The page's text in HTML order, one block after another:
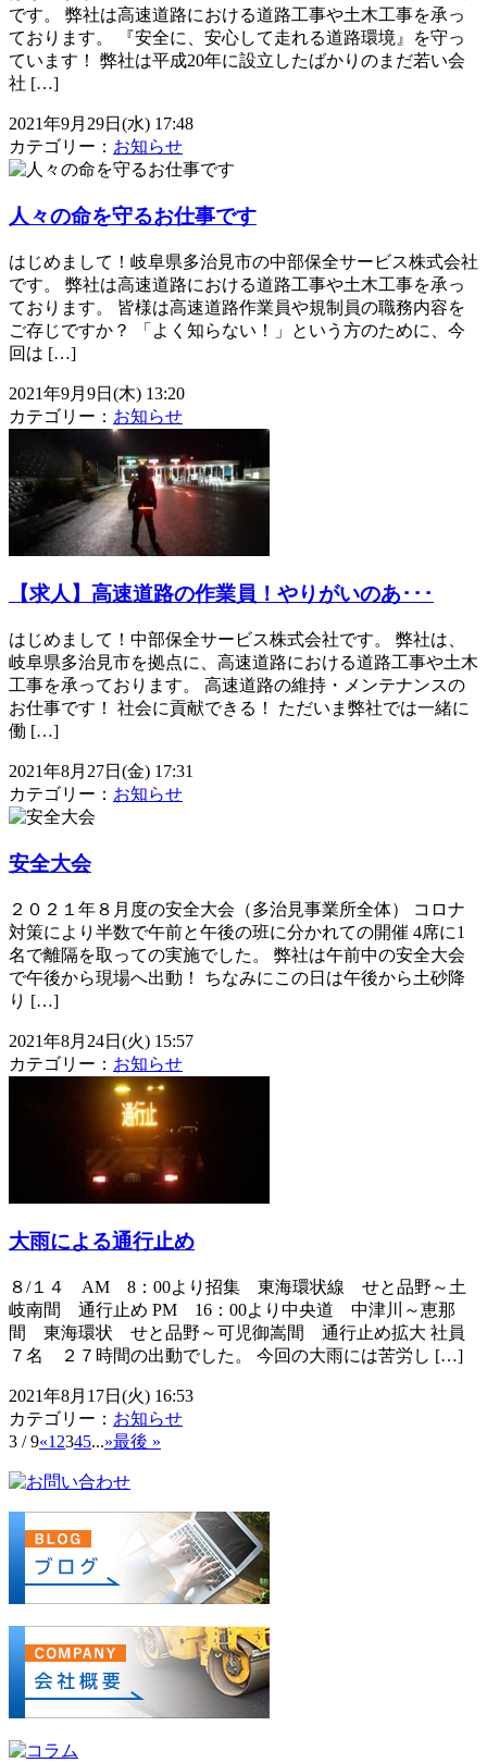
です。 弊社は高速道路における道路工事や土木工事を承っ
ております。 『安全に、安心して走れる道路環境』を守っ
ています！ 弊社は平成20年に設立したばかりのまだ若い会
社 […]
2021年9月29日(水) 17:48
カテゴリー： お知らせ
人々の命を守るお仕事です
はじめまして！岐阜県多治見市の中部保全サービス株式会社
です。 弊社は高速道路における道路工事や土木工事を承っ
ております。 皆様は高速道路作業員や規制員の職務内容を
ご存じですか？ 「よく知らない！」という方のために、今
回は […]
2021年9月9日(木) 13:20
カテゴリー： お知らせ
【求人】高速道路の作業員！やりがいのあ･･･
はじめまして！中部保全サービス株式会社です。 弊社は、
岐阜県多治見市を拠点に、高速道路における道路工事や土木
工事を承っております。 高速道路の維持・メンテナンスの
お仕事です！ 社会に貢献できる！ ただいま弊社では一緒に
働 […]
2021年8月27日(金) 17:31
カテゴリー： お知らせ
安全大会
２０２１年８月度の安全大会（多治見事業所全体） コロナ
対策により半数で午前と午後の班に分かれての開催 4席に1
名で離隔を取っての実施でした。 弊社は午前中の安全大会
で午後から現場へ出動！ ちなみにこの日は午後から土砂降
り […]
2021年8月24日(火) 15:57
カテゴリー： お知らせ
大雨による通行止め
８/１４ AM 8：00より招集 東海環状線 せと品野～土
岐南間 通行止め PM 16：00より中央道 中津川～恵那
間 東海環状 せと品野～可児御嵩間 通行止め拡大 社員
７名 ２７時間の出動でした。 今回の大雨には苦労し […]
2021年8月17日(火) 16:53
カテゴリー： お知らせ
3 / 9«1 2345...»最後 »